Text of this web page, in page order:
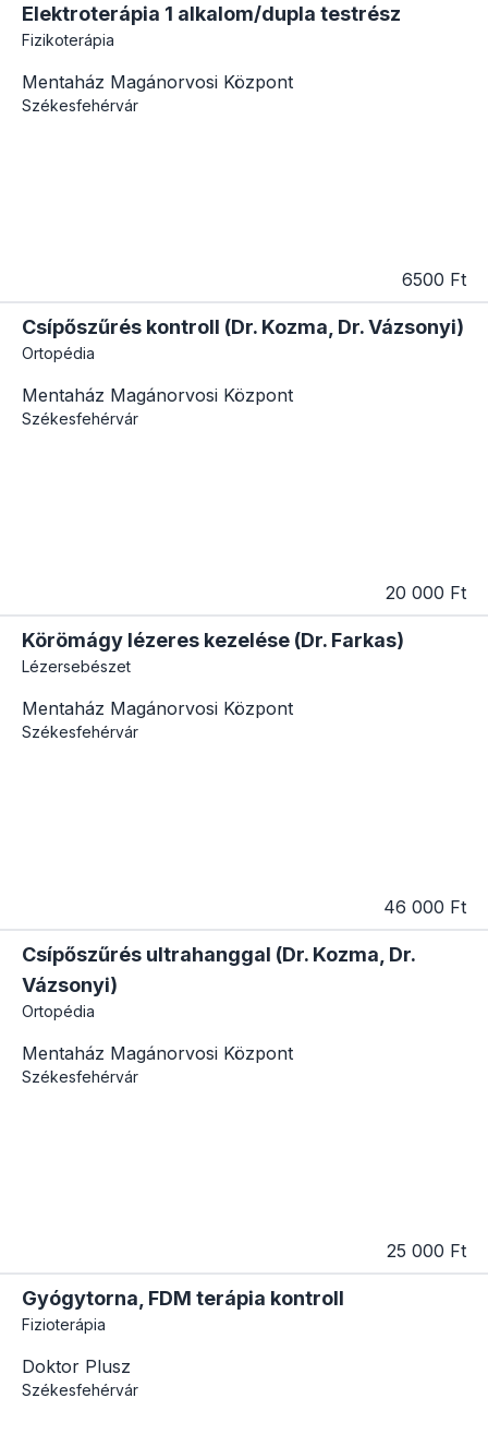
Elektroterápia 1 alkalom/dupla testrész
Fizikoterápia
Mentaház Magánorvosi Központ
Székesfehérvár
6500 Ft
Csípőszűrés kontroll (Dr. Kozma, Dr. Vázsonyi)
Ortopédia
Mentaház Magánorvosi Központ
Székesfehérvár
20 000 Ft
Körömágy lézeres kezelése (Dr. Farkas)
Lézersebészet
Mentaház Magánorvosi Központ
Székesfehérvár
46 000 Ft
Csípőszűrés ultrahanggal (Dr. Kozma, Dr.
Vázsonyi)
Ortopédia
Mentaház Magánorvosi Központ
Székesfehérvár
25 000 Ft
Gyógytorna, FDM terápia kontroll
Fizioterápia
Doktor Plusz
Székesfehérvár